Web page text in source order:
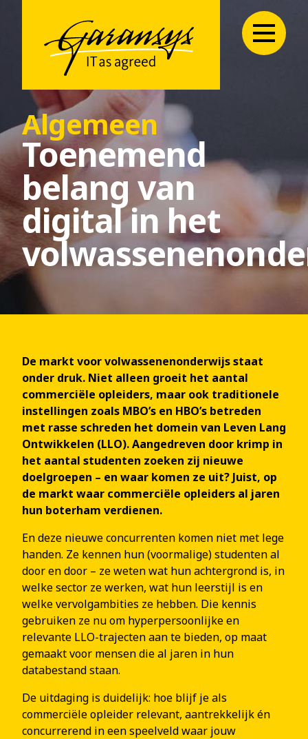
Algemeen
Toenemend
belang van
digital in het
De markt voor volwassenenonderwijs staat
onder druk. Niet alleen groeit het aantal
commerciële opleiders, maar ook traditionele
instellingen zoals MBO’s en HBO’s betreden
met rasse schreden het domein van Leven Lang
Ontwikkelen (LLO). Aangedreven door krimp in
het aantal studenten zoeken zij nieuwe
doelgroepen – en waar komen ze uit? Juist, op
de markt waar commerciële opleiders al jaren
hun boterham verdienen.
En deze nieuwe concurrenten komen niet met lege
handen. Ze kennen hun (voormalige) studenten al
door en door – ze weten wat hun achtergrond is, in
welke sector ze werken, wat hun leerstijl is en
welke vervolgambities ze hebben. Die kennis
gebruiken ze nu om hyperpersoonlijke en
relevante LLO-trajecten aan te bieden, op maat
gemaakt voor mensen die al jaren in hun
databestand staan.
De uitdaging is duidelijk: hoe blijf je als
commerciële opleider relevant, aantrekkelijk én
concurrerend in een speelveld waar jouw